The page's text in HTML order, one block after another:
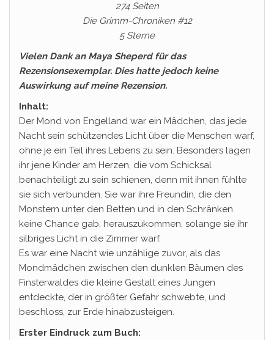
274 Seiten
Die Grimm-Chroniken #12
5 Sterne
Vielen Dank an Maya Sheperd für das
Rezensionsexemplar. Dies hatte jedoch keine
Auswirkung auf meine Rezension.
Inhalt:
Der Mond von Engelland war ein Mädchen, das jede
Nacht sein schützendes Licht über die Menschen warf,
ohne je ein Teil ihres Lebens zu sein. Besonders lagen
ihr jene Kinder am Herzen, die vom Schicksal
benachteiligt zu sein schienen, denn mit ihnen fühlte
sie sich verbunden. Sie war ihre Freundin, die den
Monstern unter den Betten und in den Schränken
keine Chance gab, herauszukommen, solange sie ihr
silbriges Licht in die Zimmer warf.
Es war eine Nacht wie unzählige zuvor, als das
Mondmädchen zwischen den dunklen Bäumen des
Finsterwaldes die kleine Gestalt eines Jungen
entdeckte, der in größter Gefahr schwebte, und
beschloss, zur Erde hinabzusteigen.
Erster Eindruck zum Buch: